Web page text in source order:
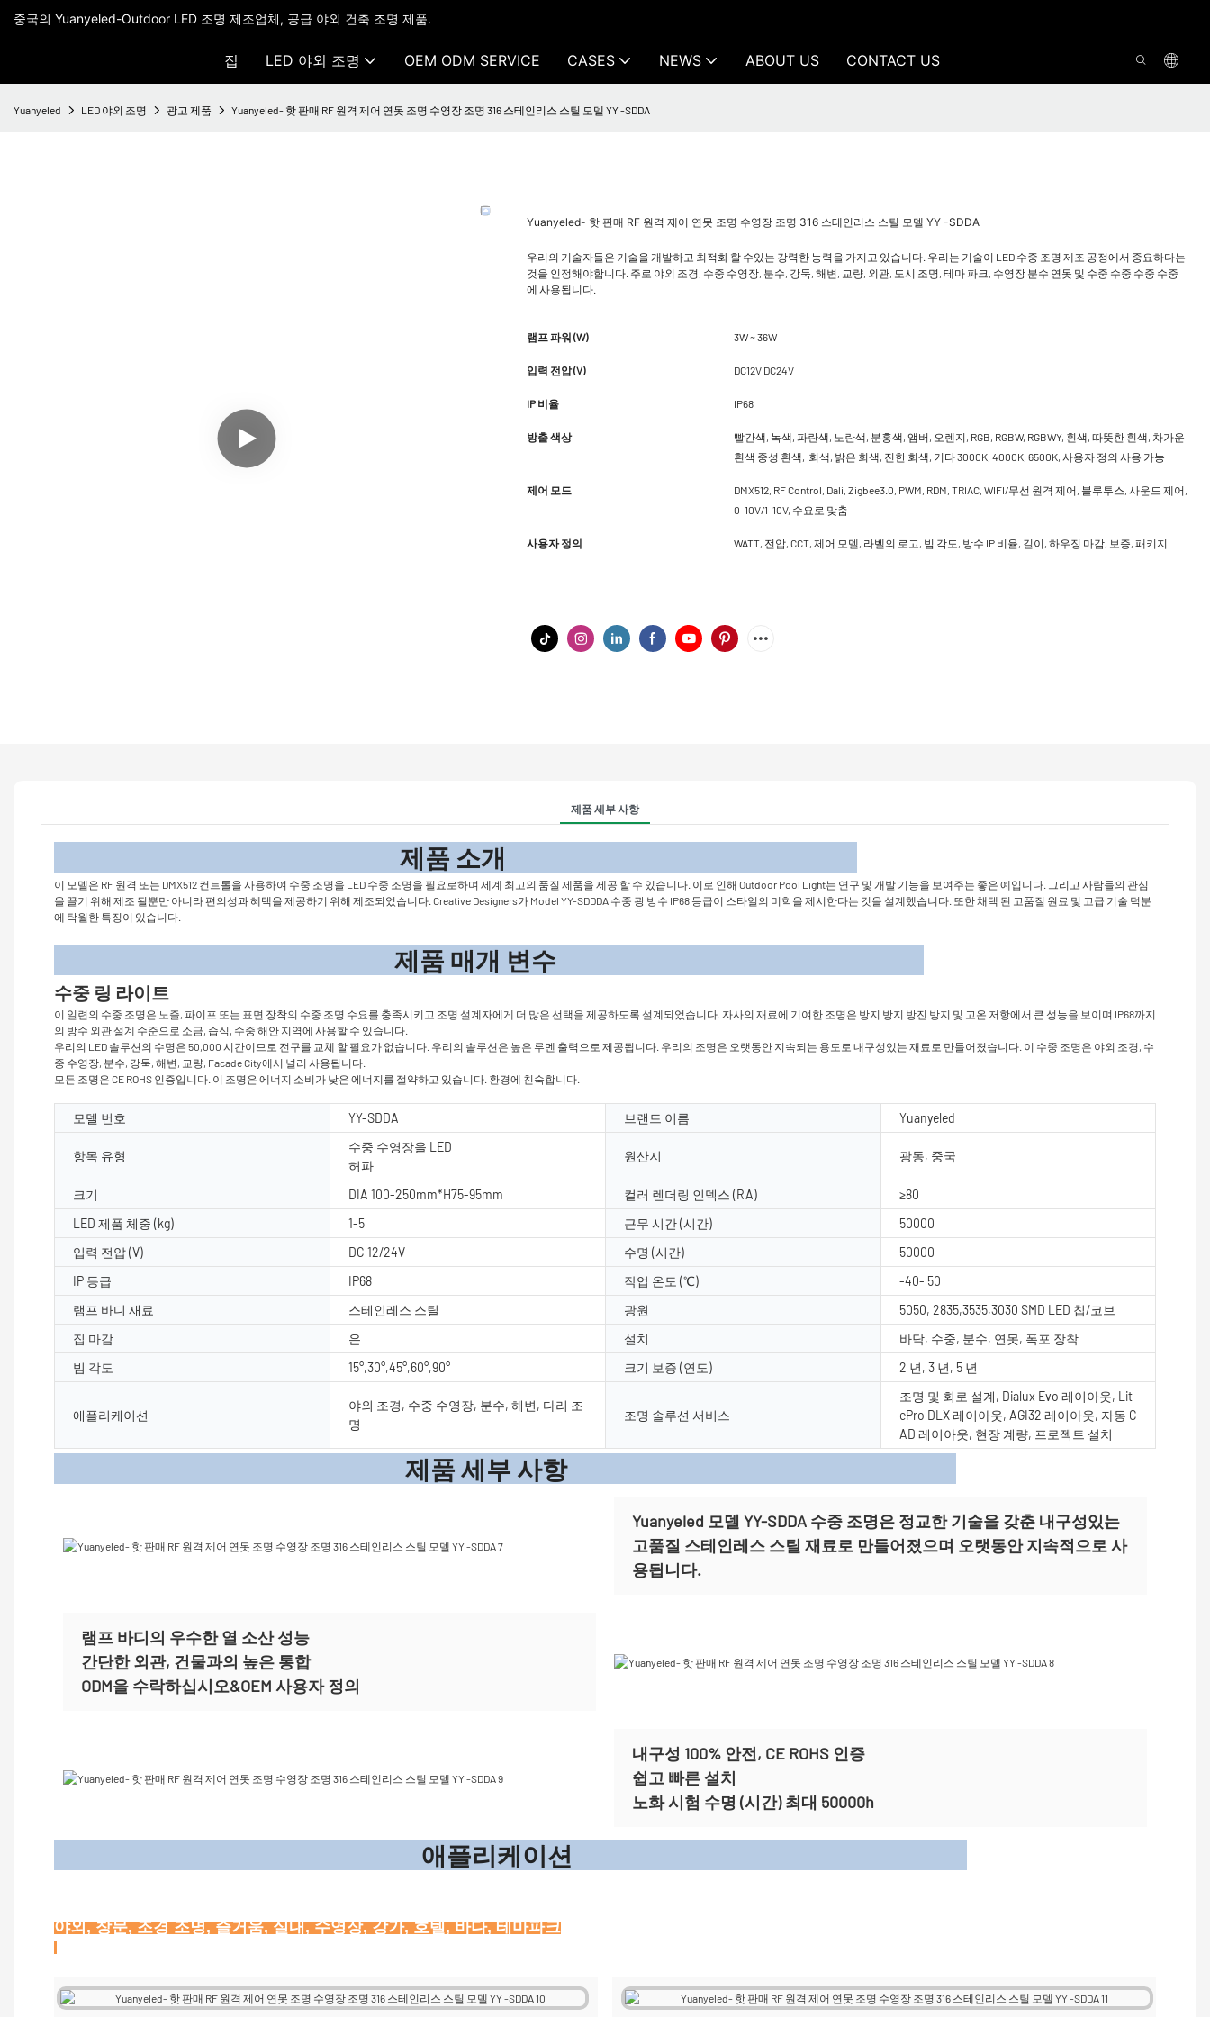
중국의 Yuanyeled-Outdoor LED 조명 제조업체, 공급 야외 건축 조명 제품.
집 LED 야외 조명 OEM ODM SERVICE CASES NEWS ABOUT US CONTACT US
Yuanyeled LED 야외 조명 광고 제품 Yuanyeled- 핫 판매 RF 원격 제어 연못 조명 수영장 조명 316 스테인리스 스틸 모델 YY -SDDA
Yuanyeled- 핫 판매 RF 원격 제어 연못 조명 수영장 조명 316 스테인리스 스틸 모델 YY -SDDA
우리의 기술자들은 기술을 개발하고 최적화 할 수있는 강력한 능력을 가지고 있습니다. 우리는 기술이 LED 수중 조명 제조 공정에서 중요하다는
것을 인정해야합니다. 주로 야외 조경, 수중 수영장, 분수, 강둑, 해변, 교량, 외관, 도시 조명, 테마 파크, 수영장 분수 연못 및 수중 수중 수중 수중
에 사용됩니다.
램프 파워 (W) 3W ~ 36W
입력 전압 (V) DC12V DC24V
IP 비율 IP68
방출 색상
빨간색, 녹색, 파란색, 노란색, 분홍색, 앰버, 오렌지, RGB, RGBW, RGBWY, 흰색, 따뜻한 흰색, 차가운
흰색 중성 흰색, 회색, 밝은 회색, 진한 회색, 기타 3000K, 4000K, 6500K, 사용자 정의 사용 가능
제어 모드
DMX512, RF Control, Dali, Zigbee3.0, PWM, RDM, TRIAC, WIFI/무선 원격 제어, 블루투스, 사운드 제어,
0-10V/1-10V, 수요로 맞춤
사용자 정의 WATT, 전압, CCT, 제어 모델, 라벨의 로고, 빔 각도, 방수 IP 비율, 길이, 하우징 마감, 보증, 패키지
제품 세부 사항
제품 소개
이 모델은 RF 원격 또는 DMX512 컨트롤을 사용하여 수중 조명을 LED 수중 조명을 필요로하며 세계 최고의 품질 제품을 제공 할 수 있습니다. 이로 인해 Outdoor Pool Light는 연구 및 개발 기능을 보여주는 좋은 예입니다. 그리고 사람들의 관심
을 끌기 위해 제조 될뿐만 아니라 편의성과 혜택을 제공하기 위해 제조되었습니다. Creative Designers가 Model YY-SDDDA 수중 광 방수 IP68 등급이 스타일의 미학을 제시한다는 것을 설계했습니다. 또한 채택 된 고품질 원료 및 고급 기술 덕분
에 탁월한 특징이 있습니다.
제품 매개 변수
수중 링 라이트
이 일련의 수중 조명은 노즐, 파이프 또는 표면 장착의 수중 조명 수요를 충족시키고 조명 설계자에게 더 많은 선택을 제공하도록 설계되었습니다. 자사의 재료에 기여한 조명은 방지 방지 방진 방지 및 고온 저항에서 큰 성능을 보이며 IP68까지
의 방수 외관 설계 수준으로 소금, 습식, 수중 해안 지역에 사용할 수 있습니다.
우리의 LED 솔루션의 수명은 50,000 시간이므로 전구를 교체 할 필요가 없습니다. 우리의 솔루션은 높은 루멘 출력으로 제공됩니다. 우리의 조명은 오랫동안 지속되는 용도로 내구성있는 재료로 만들어졌습니다. 이 수중 조명은 야외 조경, 수
중 수영장, 분수, 강둑, 해변, 교량, Facade City에서 널리 사용됩니다.
모든 조명은 CE ROHS 인증입니다. 이 조명은 에너지 소비가 낮은 에너지를 절약하고 있습니다. 환경에 친숙합니다.
모델 번호 YY-SDDA 브랜드 이름 Yuanyeled
항목 유형
수중 수영장을 LED
허파
원산지 광동, 중국
크기 DIA 100-250mm*H75-95mm 컬러 렌더링 인덱스 (RA)
≥80
LED 제품 체중 (kg)
1-5 근무 시간 (시간)
50000
입력 전압 (V)
DC 12/24V 수명 (시간)
50000
IP 등급
IP68 작업 온도 (℃)
-40- 50
램프 바디 재료
스테인레스 스틸 광원
5050, 2835,3535,3030 SMD LED 칩/코브
집 마감
은 설치
바닥, 수중, 분수, 연못, 폭포 장착
빔 각도
15°,30°,45°,60°,90° 크기 보증 (연도) 2 년, 3 년, 5 년
애플리케이션
야외 조경, 수중 수영장, 분수, 해변, 다리 조
명
조명 솔루션 서비스
조명 및 회로 설계, Dialux Evo 레이아웃, Lit
ePro DLX 레이아웃, AGI32 레이아웃, 자동 C
AD 레이아웃, 현장 계량, 프로젝트 설치
제품 세부 사항
Yuanyeled 모델 YY-SDDA 수중 조명은 정교한 기술을 갖춘 내구성있는
고품질 스테인레스 스틸 재료로 만들어졌으며 오랫동안 지속적으로 사
용됩니다.
램프 바디의 우수한 열 소산 성능
간단한 외관, 건물과의 높은 통합
ODM을 수락하십시오&OEM 사용자 정의
내구성 100% 안전, CE ROHS 인증
쉽고 빠른 설치
노화 시험 수명 (시간) 최대 50000h
애플리케이션